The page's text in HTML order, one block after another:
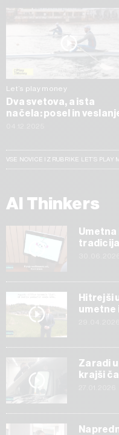
Let’s play money
Dva svetova, a ista
načela: posel in
VSE NOVICE IZ RUBRIKE LET’S PLAY
AI Thinkers
Umetna
Hitrejši
umetne
Zaradi
krajši